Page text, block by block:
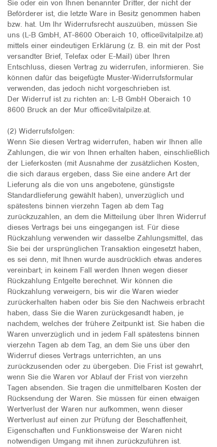
Sie oder ein von Ihnen benannter Dritter, der nicht der
Beförderer ist, die letzte Ware in Besitz genommen haben
bzw. hat. Um Ihr Widerrufsrecht auszuüben, müssen Sie
uns (L-B GmbH, AT-8600 Oberaich 10, office@vitalpilze.at)
mittels einer eindeutigen Erklärung (z. B. ein mit der Post
versandter Brief, Telefax oder E-Mail) über Ihren
Entschluss, diesen Vertrag zu widerrufen, informieren. Sie
können dafür das beigefügte Muster-Widerrufsformular
verwenden, das jedoch nicht vorgeschrieben ist.
Der Widerruf ist zu richten an: L-B GmbH Oberaich 10
8600 Bruck an der Mur office@vitalpilze.at.
(2) Widerrufsfolgen:
Wenn Sie diesen Vertrag widerrufen, haben wir Ihnen alle
Zahlungen, die wir von Ihnen erhalten haben, einschließlich
der Lieferkosten (mit Ausnahme der zusätzlichen Kosten,
die sich daraus ergeben, dass Sie eine andere Art der
Lieferung als die von uns angebotene, günstigste
Standardlieferung gewählt haben), unverzüglich und
spätestens binnen vierzehn Tagen ab dem Tag
zurückzuzahlen, an dem die Mitteilung über Ihren Widerruf
dieses Vertrags bei uns eingegangen ist. Für diese
Rückzahlung verwenden wir dasselbe Zahlungsmittel, das
Sie bei der ursprünglichen Transaktion eingesetzt haben,
es sei denn, mit Ihnen wurde ausdrücklich etwas anderes
vereinbart; in keinem Fall werden Ihnen wegen dieser
Rückzahlung Entgelte berechnet. Wir können die
Rückzahlung verweigern, bis wir die Waren wieder
zurückerhalten haben oder bis Sie den Nachweis erbracht
haben, dass Sie die Waren zurückgesandt haben, je
nachdem, welches der frühere Zeitpunkt ist. Sie haben die
Waren unverzüglich und in jedem Fall spätestens binnen
vierzehn Tagen ab dem Tag, an dem Sie uns über den
Widerruf dieses Vertrags unterrichten, an uns
zurückzusenden oder zu übergeben. Die Frist ist gewahrt,
wenn Sie die Waren vor Ablauf der Frist von vierzehn
Tagen absenden. Sie tragen die unmittelbaren Kosten der
Rücksendung der Waren. Sie müssen für einen etwaigen
Wertverlust der Waren nur aufkommen, wenn dieser
Wertverlust auf einen zur Prüfung der Beschaffenheit,
Eigenschaften und Funktionsweise der Waren nicht
notwendigen Umgang mit ihnen zurückzuführen ist.